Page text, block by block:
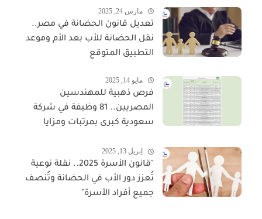
مارس 24, 2025
تعديل قانون الحضانة في مصر..
نقل الحضانة للأب بعد الأم وموعد
التطبيق المتوقع
مايو 14, 2025
فرص ذهبية للمهندسين
المصريين.. 81 وظيفة في شركة
سعودية كبرى بمرتبات ومزايا
إبريل 13, 2025
"قانون الأسرة 2025.. نقلة نوعية
تُعزز دور الأب في الحضانة وتُنصف
جميع أفراد الأسرة"